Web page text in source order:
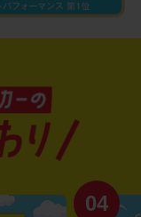
04